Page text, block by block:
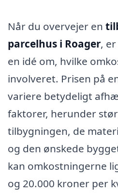
Når du overvejer en
parcelhus i Roager,
en idé om, hvilke
involveret. Prisen på
variere betydeligt
faktorer, herunder
tilbygningen, de
og den ønskede
kan omkostningerne
og 20.000 kroner per